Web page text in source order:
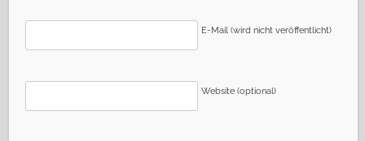
E-Mail (wird nicht veröffentlicht)
Website (optional)